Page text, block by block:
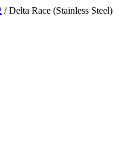
/ Delta Race (Stainless Steel)